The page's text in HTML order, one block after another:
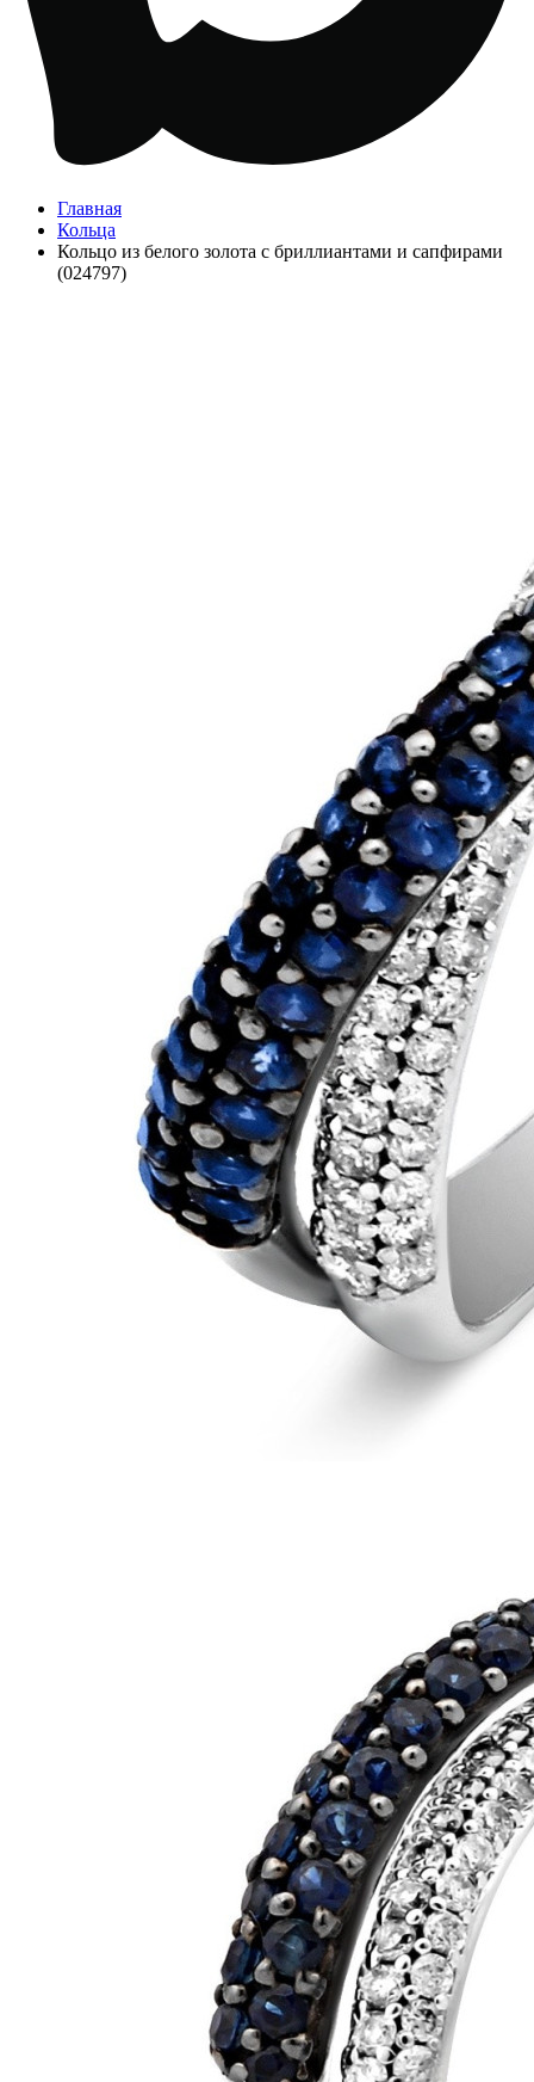
Главная
Кольца
Кольцо из белого золота с бриллиантами и сапфирами
(024797)